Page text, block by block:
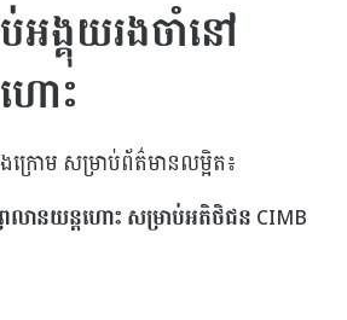
អង្គុយរងចាំនៅ
ោះ
ក្រោម សម្រាប់ព័ត៌មានលម្អិត៖
លានយន្តហោះ សម្រាប់អតិថិជន CIMB